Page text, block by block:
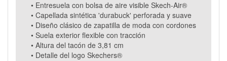
• Entresuela con bolsa de aire visible Skech-Air®
• Capellada sintética 'durabuck' perforada y suave
• Diseño clásico de zapatilla de moda con cordones
• Suela exterior flexible con tracción
• Altura del tacón de 3,81 cm
• Detalle del logo Skechers®